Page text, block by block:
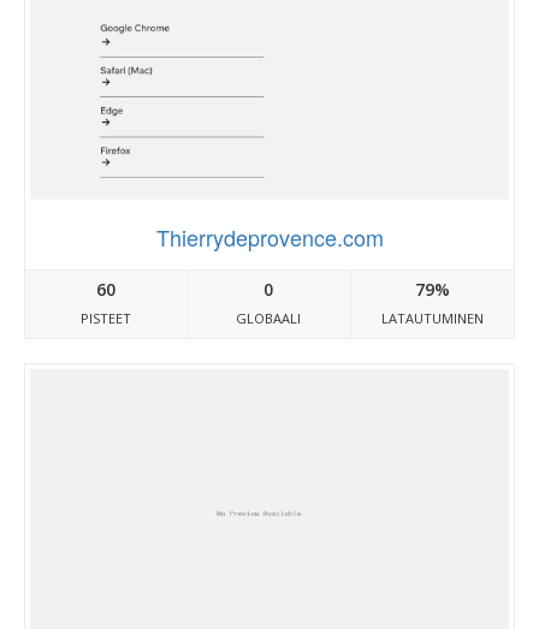
Thierrydeprovence.com
60
PISTEET
0
GLOBAALI
79%
LATAUTUMINEN